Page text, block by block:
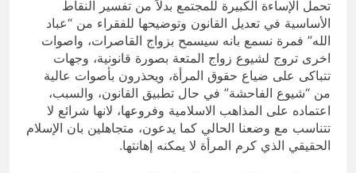
تحمل الإساءة الكبيرة للمجتمع بدلاً من تفسير النقاط
الأساسية في تعديل القانون وتوضيحها للفقراء من “عباد
الله” فمرة نسمع بانه سيسمح بزواج القاصرات، واصوات
اخرى تروج لشيوع زواج المتعة بصورة قانونية، وجهات
تتباكى على ضياع حقوق المرأة، ويحذرون بأصوات عالية
من “شيوع الفاحشة” في حال تطبيق القانون، والسبب،
اعتماده على المذاهب الاسلامية وفروعها، لانها شرائع لا
تتناسب مع وضعنا الحالي كما يدعون، متجاهلين بان الإسلام
الحقيقي الذي كرم المرأة لا يمكنه إهانتها.